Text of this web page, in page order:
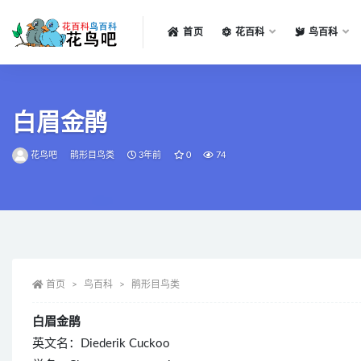
首页 花百科 鸟百科
白眉金鹃
花鸟吧 鹃形目鸟类 3年前 0 74
首页 鸟百科 鹃形目鸟类
白眉金鹃
英文名：Diederik Cuckoo